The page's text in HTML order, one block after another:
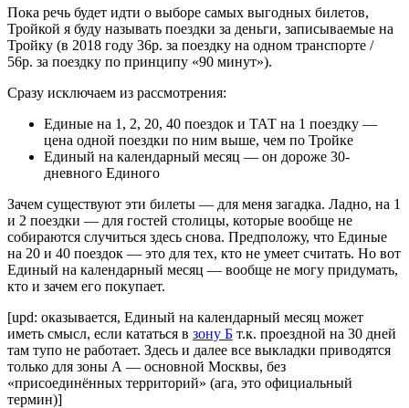
Пока речь будет идти о выборе самых выгодных билетов,
Тройкой я буду называть поездки за деньги, записываемые на
Тройку (в 2018 году 36р. за поездку на одном транспорте /
56р. за поездку по принципу «90 минут»).
Сразу исключаем из рассмотрения:
Единые на 1, 2, 20, 40 поездок и ТАТ на 1 поездку —
цена одной поездки по ним выше, чем по Тройке
Единый на календарный месяц — он дороже 30-
дневного Единого
Зачем существуют эти билеты — для меня загадка. Ладно, на 1
и 2 поездки — для гостей столицы, которые вообще не
собираются случиться здесь снова. Предположу, что Единые
на 20 и 40 поездок — это для тех, кто не умеет считать. Но вот
Единый на календарный месяц — вообще не могу придумать,
кто и зачем его покупает.
[upd: оказывается, Единый на календарный месяц может
иметь смысл, если кататься в зону Б т.к. проездной на 30 дней
там тупо не работает. Здесь и далее все выкладки приводятся
только для зоны А — основной Москвы, без
«присоединённых территорий» (ага, это официальный
термин)]